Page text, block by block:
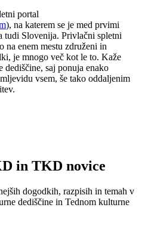
portal
), na katerem se je med prvimi
tudi Slovenija. Privlačni spletni
na enem mestu združeni in
je mnogo več kot le to. Kaže
dediščine, saj ponuja enako
vsem, še tako oddaljenim
in TKD novice
dogodkih, razpisih in temah v
dediščine in Tednom kulturne